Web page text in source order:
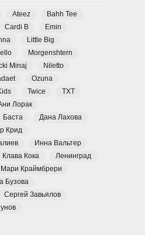
Ateez
Bahh Tee
Cardi B
Emin
Little Big
Morgenshtern
Minaj
Niletto
Ozuna
Twice
TXT
Лорак
Баста
Дана Лахова
Крид
Инна Вальтер
Клава Кока
Ленинград
Мари Краймбрери
Бузова
Сергей Завьялов